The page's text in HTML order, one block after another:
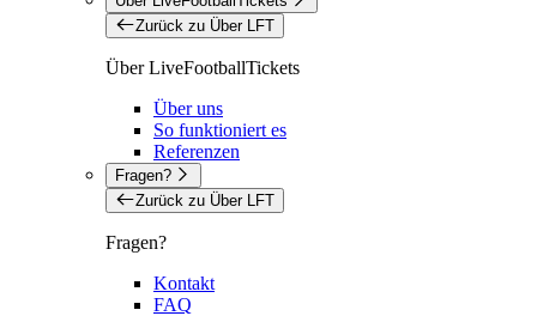
Zurück zu Über LFT
Über LiveFootballTickets
Über uns
So funktioniert es
Referenzen
Fragen?
Zurück zu Über LFT
Fragen?
Kontakt
FAQ